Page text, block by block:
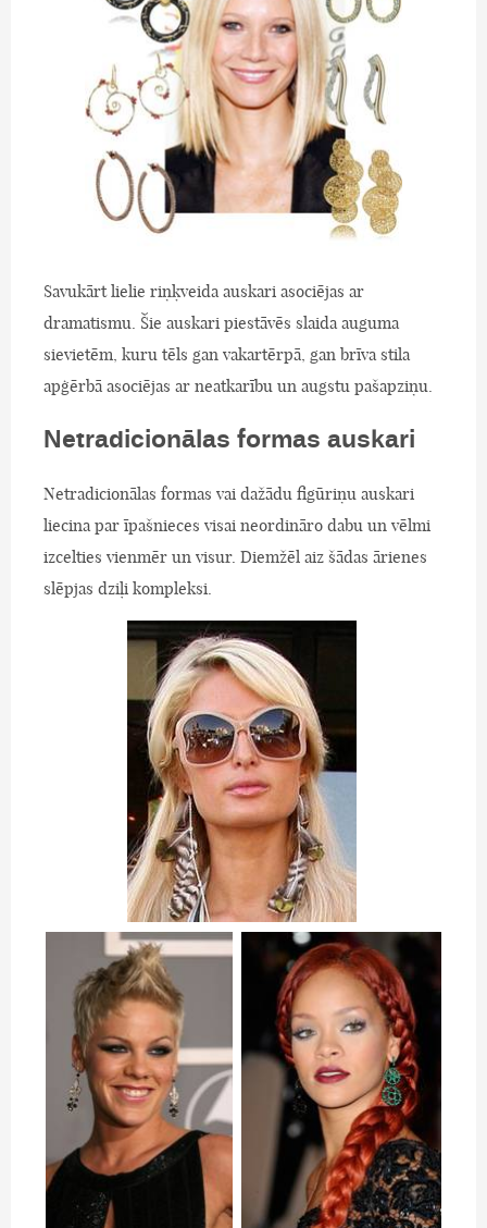
Savukārt lielie riņķveida auskari asociējas ar
dramatismu. Šie auskari piestāvēs slaida auguma
sievietēm, kuru tēls gan vakartērpā, gan brīva stila
apģērbā asociējas ar neatkarību un augstu pašapziņu.
Netradicionālas formas auskari
Netradicionālas formas vai dažādu figūriņu auskari
liecina par īpašnieces visai neordināro dabu un vēlmi
izcelties vienmēr un visur. Diemžēl aiz šādas ārienes
slēpjas dziļi kompleksi.